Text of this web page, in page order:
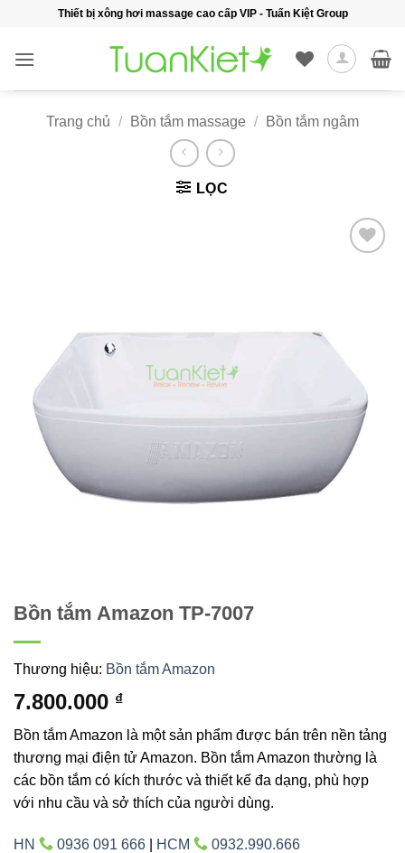
nội
Thiết bị xông hơi massage cao cấp VIP - Tuấn Kiệt Group
Trang chủ / Bồn tắm massage / Bồn tắm ngâm
LỌC
Bồn tắm Amazon TP-7007
Thương hiệu: Bồn tắm Amazon
7.800.000 ₫
Bồn tắm Amazon là một sản phẩm được bán trên nền tảng
thương mại điện tử Amazon. Bồn tắm Amazon thường là
các bồn tắm có kích thước và thiết kế đa dạng, phù hợp
với nhu cầu và sở thích của người dùng.
HN 0936 091 666 HCM 0932.990.666